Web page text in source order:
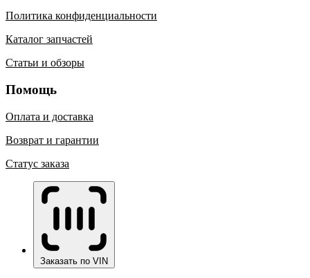
Политика конфиденциальности
Каталог запчастей
Статьи и обзоры
Помощь
Оплата и доставка
Возврат и гарантии
Статус заказа
Заказать по VIN